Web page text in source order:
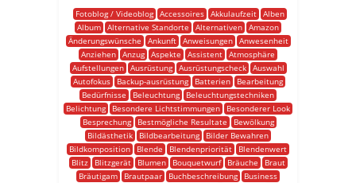
Fotoblog / Videoblog Accessoires Akkulaufzeit Alben
Album Alternative Standorte Alternativen Amazon
Änderungswünsche
Ankunft Anweisungen
Anwesenheit
Anziehen Anzug Aspekte Assistent Atmosphäre
Aufstellungen
Ausrüstung Ausrüstungscheck
Auswahl
Autofokus
Backup-ausrüstung Batterien
Bearbeitung
Bedürfnisse
Beleuchtung
Beleuchtungstechniken
Belichtung
Besondere Lichtstimmungen
Besonderer Look
Besprechung
Bestmögliche Resultate
Bewölkung
Bildästhetik
Bildbearbeitung
Bilder Bewahren
Bildkomposition
Blende Blendenpriorität
Blendenwert
Blitz
Blitzgerät Blumen Bouquetwurf Bräuche
Braut
Bräutigam
Brautpaar Buchbeschreibung
Business